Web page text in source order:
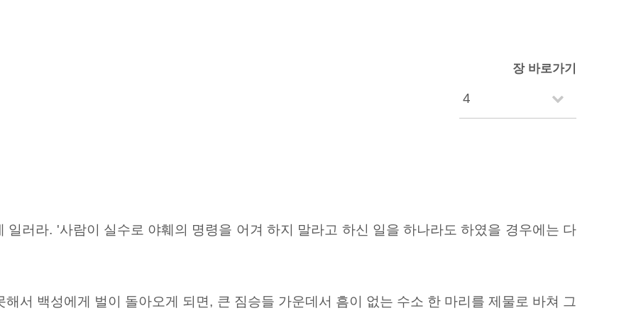
장 바로가기
일러라. '사람이 실수로 야훼의 명령을 어겨 하지 말라고 하신 일을 하나라도 하였을 경우에는 다
서 백성에게 벌이 돌아오게 되면, 큰 짐승들 가운데서 흠이 없는 수소 한 마리를 제물로 바쳐 그